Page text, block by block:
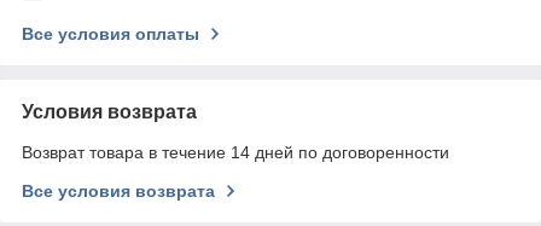
Все условия оплаты
Условия возврата
Возврат товара в течение 14 дней по договоренности
Все условия возврата